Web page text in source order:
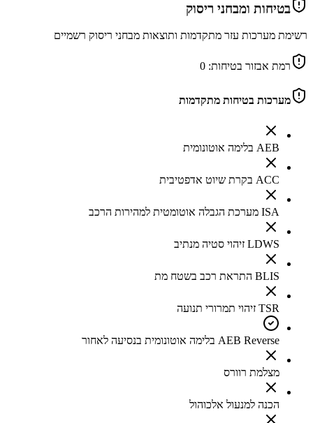
בטיחות ומבחני ריסוק
רשימת מערכות עזר מתקדמות ותוצאות מבחני ריסוק רשמיים
רמת אבזור בטיחות: 0
מערכות בטיחות מתקדמות
AEB בלימה אוטונומית
ACC בקרת שיוט אדפטיבית
ISA מערכת הגבלה אוטומטית למהירות הרכב
LDWS זיהוי סטיה מנתיב
BLIS התראת רכב בשטח מת
TSR זיהוי תמרורי תנועה
AEB Reverse בלימה אוטונומית בנסיעה לאחור
מצלמת רוורס
הכנה למנעול אלכוהול